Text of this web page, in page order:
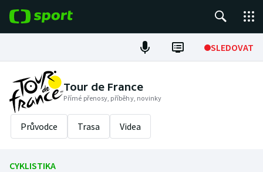
SLEDOVAT
Fotbal
Hokej
Tenis
Tour de France
Přímé přenosy, příběhy, novinky
Průvodce Trasa Videa
CYKLISTIKA